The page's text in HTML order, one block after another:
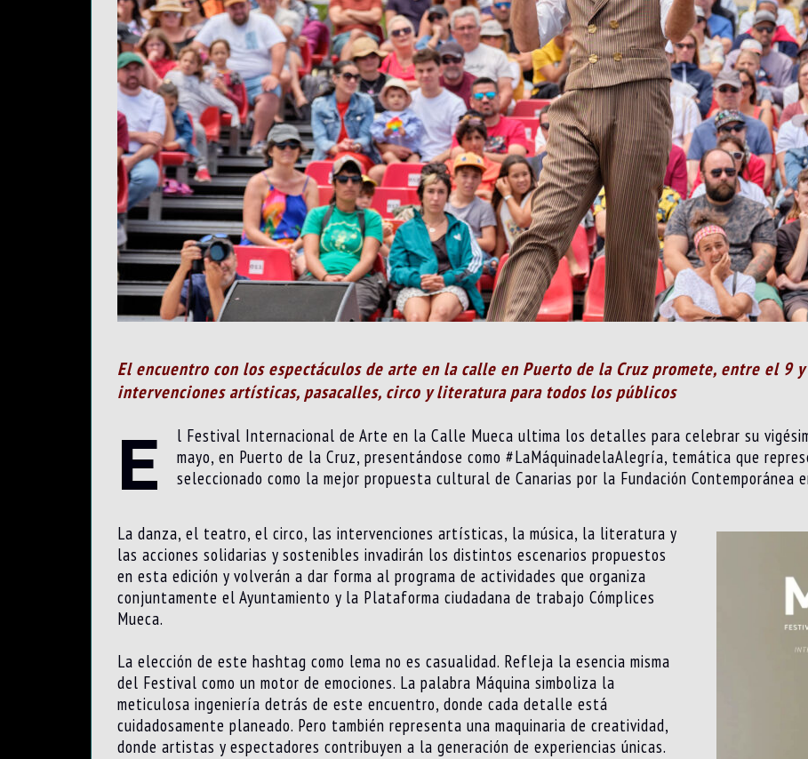
El encuentro con los espectáculos de arte en la calle en Puerto de la Cruz promete, entre el 9
intervenciones artísticas, pasacalles, circo y literatura para todos los públicos
E
l Festival Internacional de Arte en la Calle Mueca ultima los detalles para celebrar su
mayo, en Puerto de la Cruz, presentándose como #LaMáquinadelaAlegría, temática que
seleccionado como la mejor propuesta cultural de Canarias por la Fundación Contemporánea
La danza, el teatro, el circo, las intervenciones artísticas, la música, la literatura y
las acciones solidarias y sostenibles invadirán los distintos escenarios propuestos
en esta edición y volverán a dar forma al programa de actividades que organiza
conjuntamente el Ayuntamiento y la Plataforma ciudadana de trabajo Cómplices
Mueca.
La elección de este hashtag como lema no es casualidad. Refleja la esencia misma
del Festival como un motor de emociones. La palabra Máquina simboliza la
meticulosa ingeniería detrás de este encuentro, donde cada detalle está
cuidadosamente planeado. Pero también representa una maquinaria de creatividad,
donde artistas y espectadores contribuyen a la generación de experiencias únicas.